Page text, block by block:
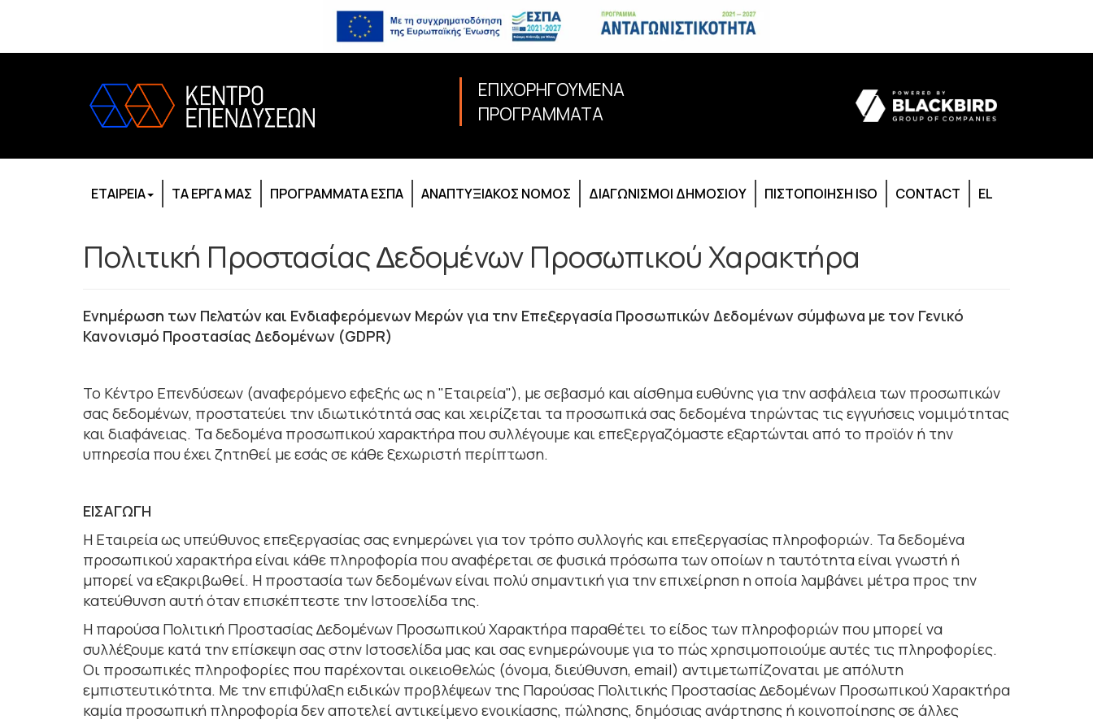
ΕΠΙΧΟΡΗΓΟΥΜΕΝΑ
ΠΡΟΓΡΑΜΜΑΤΑ
ΕΤΑΙΡΕΙΑ ΤΑ ΕΡΓΑ ΜΑΣ ΠΡΟΓΡΑΜΜΑΤΑ ΕΣΠΑ ΑΝΑΠΤΥΞΙΑΚΟΣ ΝΟΜΟΣ ΔΙΑΓΩΝΙΣΜΟΙ ΔΗΜΟΣΙΟΥ ΠΙΣΤΟΠΟΙΗΣΗ ISO CONTACT EL
Πολιτική Προστασίας ∆εδοµένων Προσωπικού Χαρακτήρα
Ενημέρωση των Πελατών και Ενδιαφερόμενων Μερών για την Επεξεργασία Προσωπικών Δεδομένων σύμφωνα με τον Γενικό
Κανονισμό Προστασίας Δεδομένων (GDPR)
Το Κέντρο Επενδύσεων (αναφερόμενο εφεξής ως η "Εταιρεία"), με σεβασμό και αίσθημα ευθύνης για την ασφάλεια των προσωπικών
σας δεδομένων, προστατεύει την ιδιωτικότητά σας και χειρίζεται τα προσωπικά σας δεδομένα τηρώντας τις εγγυήσεις νομιμότητας
και διαφάνειας. Τα δεδομένα προσωπικού χαρακτήρα που συλλέγουμε και επεξεργαζόμαστε εξαρτώνται από το προϊόν ή την
υπηρεσία που έχει ζητηθεί με εσάς σε κάθε ξεχωριστή περίπτωση.
ΕΙΣΑΓΩΓΗ
Η Εταιρεία ως υπεύθυνος επεξεργασίας σας ενημερώνει για τον τρόπο συλλογής και επεξεργασίας πληροφοριών. Τα δεδοµένα
προσωπικού χαρακτήρα είναι κάθε πληροφορία που αναφέρεται σε φυσικά πρόσωπα των οποίων η ταυτότητα είναι γνωστή ή
µπορεί να εξακριβωθεί. Η προστασία των δεδοµένων είναι πολύ σηµαντική για την επιχείρηση η οποία λαµβάνει µέτρα προς την
κατεύθυνση αυτή όταν επισκέπτεστε την Ιστοσελίδα της.
Η παρούσα Πολιτική Προστασίας ∆εδοµένων Προσωπικού Χαρακτήρα παραθέτει το είδος των πληροφοριών που µπορεί να
συλλέξουµε κατά την επίσκεψη σας στην Ιστοσελίδα µας και σας ενηµερώνουµε για το πώς χρησιµοποιούµε αυτές τις πληροφορίες.
Οι προσωπικές πληροφορίες που παρέχονται οικειοθελώς (όνοµα, διεύθυνση, email) αντιµετωπίζοναται με απόλυτη
εµπιστευτικότητα. Με την επιφύλαξη ειδικών προβλέψεων της Παρούσας Πολιτικής Προστασίας ∆εδοµένων Προσωπικού Χαρακτήρα
καµία προσωπική πληροφορία δεν αποτελεί αντικείµενο ενοικίασης, πώλησης, δηµόσιας ανάρτησης ή κοινοποίησης σε άλλες